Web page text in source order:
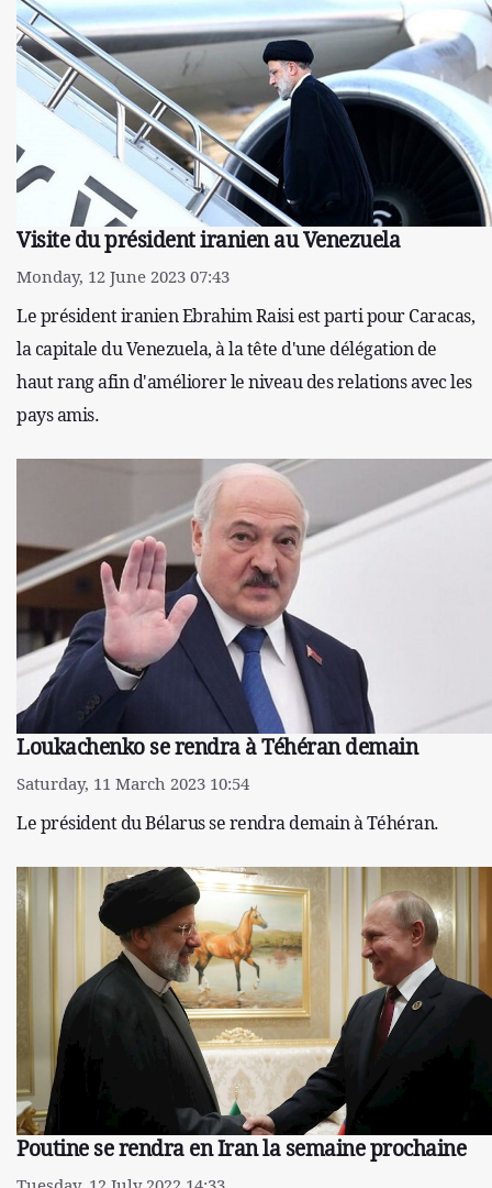
Visite du président iranien au Venezuela
Monday, 12 June 2023 07:43
Le président iranien Ebrahim Raisi est parti pour Caracas,
la capitale du Venezuela, à la tête d'une délégation de
haut rang afin d'améliorer le niveau des relations avec les
pays amis.
Loukachenko se rendra à Téhéran demain
Saturday, 11 March 2023 10:54
Le président du Bélarus se rendra demain à Téhéran.
Poutine se rendra en Iran la semaine prochaine